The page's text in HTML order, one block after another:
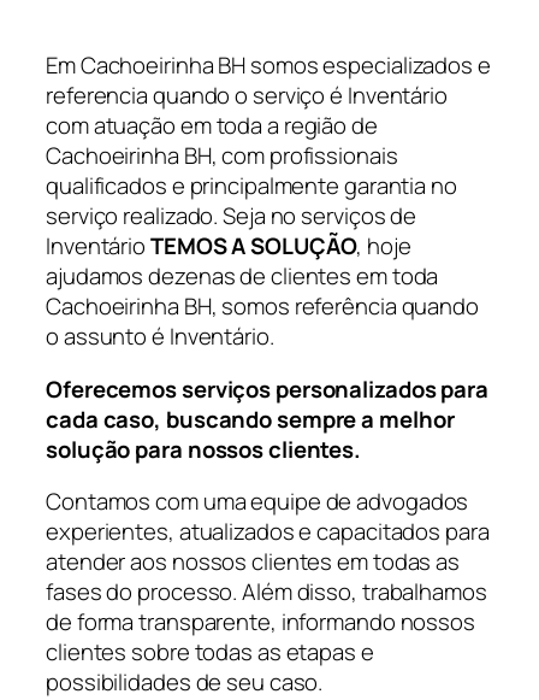
Em Cachoeirinha BH somos especializados e
referencia quando o serviço é Inventário
com atuação em toda a região de
Cachoeirinha BH, com profissionais
qualificados e principalmente garantia no
serviço realizado. Seja no serviços de
InventárioTEMOS A SOLUÇÃO, hoje
ajudamos dezenas de clientes em toda
Cachoeirinha BH, somos referência quando
o assunto é Inventário.
Oferecemos serviços personalizados para
cada caso, buscando sempre a melhor
solução para nossos clientes.
Contamos com uma equipe de advogados
experientes, atualizados e capacitados para
atender aos nossos clientes em todas as
fases do processo. Além disso, trabalhamos
de forma transparente, informando nossos
clientes sobre todas as etapas e
possibilidades de seu caso.